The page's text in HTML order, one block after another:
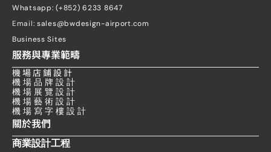
Whatsapp: (+852) 6233 8647
Email: sales@bwdesign-airport.com
Business Sites
服務與專業範疇
機 場 店 鋪 設 計
機 場 品 牌 設 計
機 場 展 覽 設 計
機 場 藝 術 設 計
機 場 寫 字 樓 設 計
關於我們
商業設計工程